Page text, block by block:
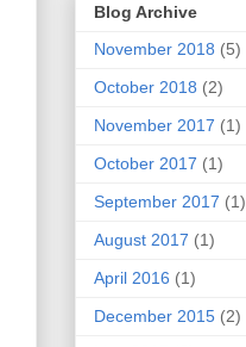
Blog Archive
November 2018 (5)
October 2018 (2)
November 2017 (1)
October 2017 (1)
September 2017 (1)
August 2017 (1)
April 2016 (1)
December 2015 (2)